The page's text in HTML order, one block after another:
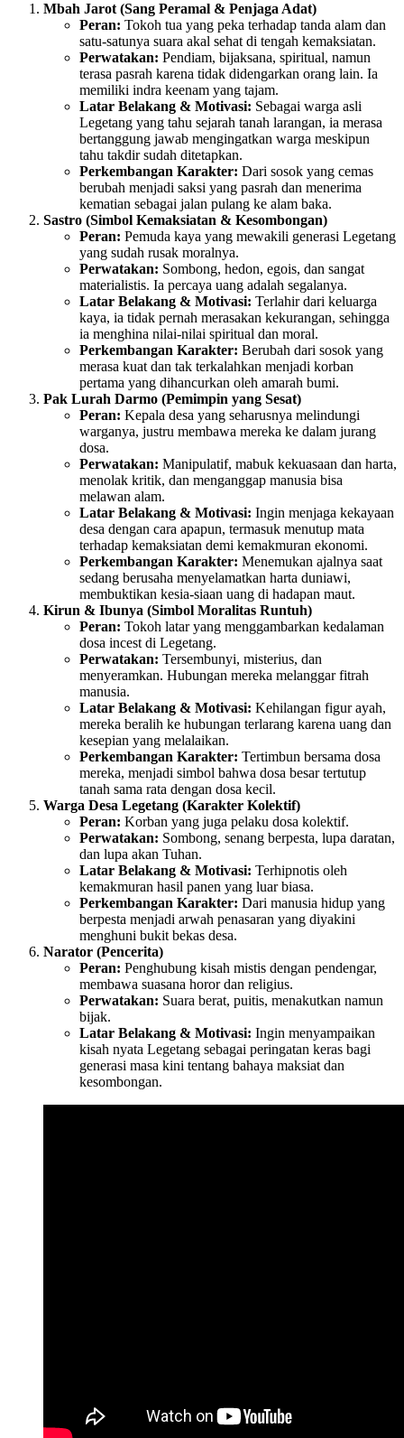
Mbah Jarot (Sang Peramal & Penjaga Adat)
Peran: Tokoh tua yang peka terhadap tanda alam dan
satu-satunya suara akal sehat di tengah kemaksiatan.
Perwatakan: Pendiam, bijaksana, spiritual, namun
terasa pasrah karena tidak didengarkan orang lain. Ia
memiliki indra keenam yang tajam.
Latar Belakang & Motivasi: Sebagai warga asli
Legetang yang tahu sejarah tanah larangan, ia merasa
bertanggung jawab mengingatkan warga meskipun
tahu takdir sudah ditetapkan.
Perkembangan Karakter: Dari sosok yang cemas
berubah menjadi saksi yang pasrah dan menerima
kematian sebagai jalan pulang ke alam baka.
Sastro (Simbol Kemaksiatan & Kesombongan)
Peran: Pemuda kaya yang mewakili generasi Legetang
yang sudah rusak moralnya.
Perwatakan: Sombong, hedon, egois, dan sangat
materialistis. Ia percaya uang adalah segalanya.
Latar Belakang & Motivasi: Terlahir dari keluarga
kaya, ia tidak pernah merasakan kekurangan, sehingga
ia menghina nilai-nilai spiritual dan moral.
Perkembangan Karakter: Berubah dari sosok yang
merasa kuat dan tak terkalahkan menjadi korban
pertama yang dihancurkan oleh amarah bumi.
Pak Lurah Darmo (Pemimpin yang Sesat)
Peran: Kepala desa yang seharusnya melindungi
warganya, justru membawa mereka ke dalam jurang
dosa.
Perwatakan: Manipulatif, mabuk kekuasaan dan harta,
menolak kritik, dan menganggap manusia bisa
melawan alam.
Latar Belakang & Motivasi: Ingin menjaga kekayaan
desa dengan cara apapun, termasuk menutup mata
terhadap kemaksiatan demi kemakmuran ekonomi.
Perkembangan Karakter: Menemukan ajalnya saat
sedang berusaha menyelamatkan harta duniawi,
membuktikan kesia-siaan uang di hadapan maut.
Kirun & Ibunya (Simbol Moralitas Runtuh)
Peran: Tokoh latar yang menggambarkan kedalaman
dosa incest di Legetang.
Perwatakan: Tersembunyi, misterius, dan
menyeramkan. Hubungan mereka melanggar fitrah
manusia.
Latar Belakang & Motivasi: Kehilangan figur ayah,
mereka beralih ke hubungan terlarang karena uang dan
kesepian yang melalaikan.
Perkembangan Karakter: Tertimbun bersama dosa
mereka, menjadi simbol bahwa dosa besar tertutup
tanah sama rata dengan dosa kecil.
Warga Desa Legetang (Karakter Kolektif)
Peran: Korban yang juga pelaku dosa kolektif.
Perwatakan: Sombong, senang berpesta, lupa daratan,
dan lupa akan Tuhan.
Latar Belakang & Motivasi: Terhipnotis oleh
kemakmuran hasil panen yang luar biasa.
Perkembangan Karakter: Dari manusia hidup yang
berpesta menjadi arwah penasaran yang diyakini
menghuni bukit bekas desa.
Narator (Pencerita)
Peran: Penghubung kisah mistis dengan pendengar,
membawa suasana horor dan religius.
Perwatakan: Suara berat, puitis, menakutkan namun
bijak.
Latar Belakang & Motivasi: Ingin menyampaikan
kisah nyata Legetang sebagai peringatan keras bagi
generasi masa kini tentang bahaya maksiat dan
kesombongan.